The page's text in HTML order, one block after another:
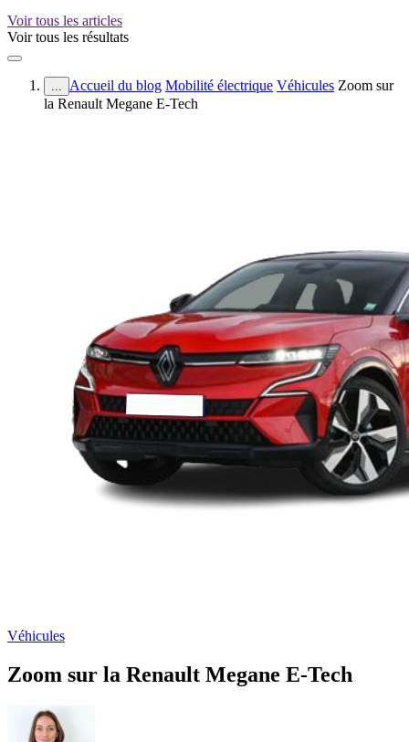
Voir tous les articles
Voir tous les résultats
... Accueil du blog Mobilité électrique Véhicules Zoom sur
la Renault Megane E-Tech
Véhicules
Zoom sur la Renault Megane E-Tech